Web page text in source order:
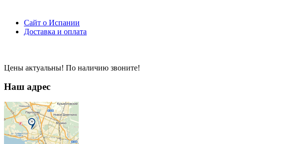
Сайт о Испании
Доставка и оплата
Цены актуальны! По наличию звоните!
Наш адрес